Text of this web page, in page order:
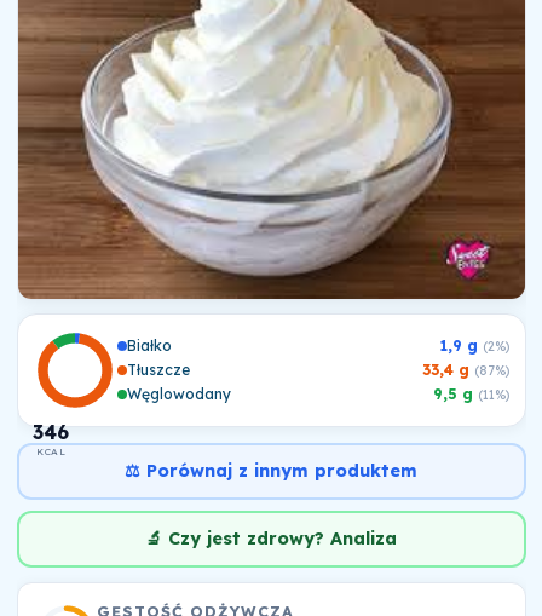
346
KCAL
Białko 1,9 g (2%)
Tłuszcze 33,4 g (87%)
Węglowodany 9,5 g (11%)
⚖️ Porównaj z innym produktem
🔬 Czy jest zdrowy? Analiza
GĘSTOŚĆ ODŻYWCZA